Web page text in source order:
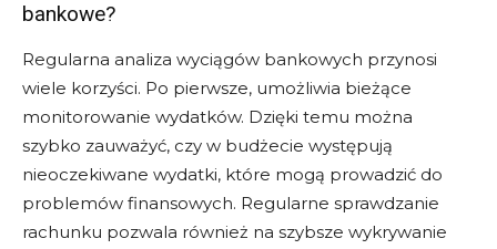
bankowe?
Regularna analiza wyciągów bankowych przynosi
wiele korzyści. Po pierwsze, umożliwia bieżące
monitorowanie wydatków. Dzięki temu można
szybko zauważyć, czy w budżecie występują
nieoczekiwane wydatki, które mogą prowadzić do
problemów finansowych. Regularne sprawdzanie
rachunku pozwala również na szybsze wykrywanie